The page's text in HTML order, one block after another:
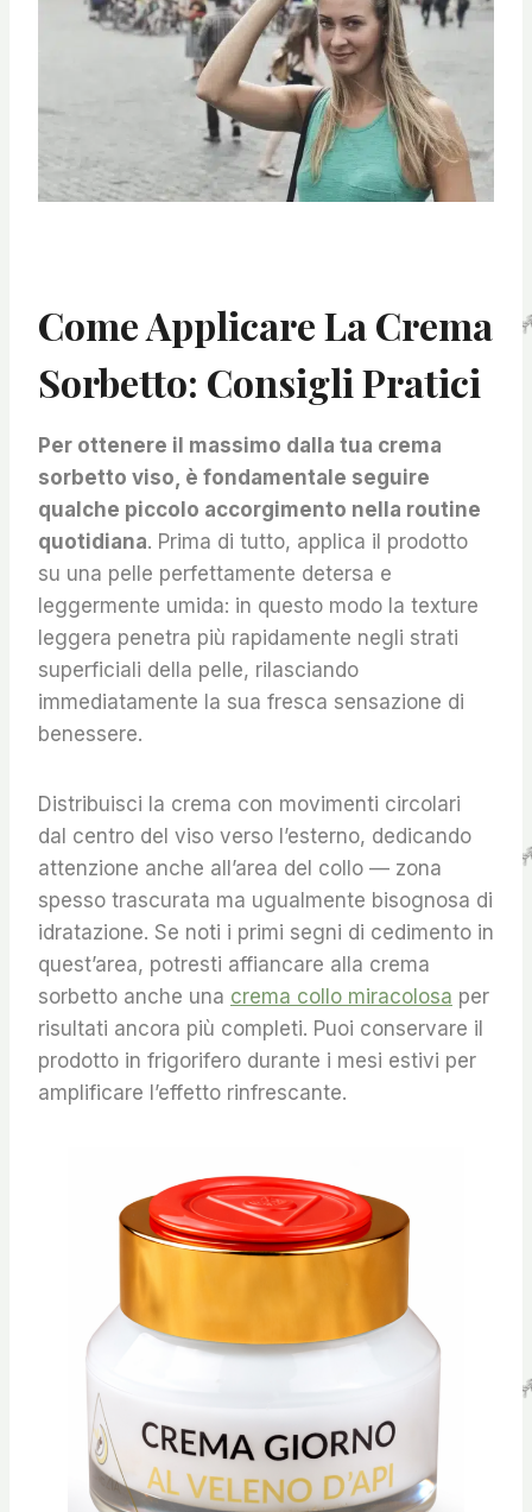
Come Applicare La Crema
Sorbetto: Consigli Pratici
Per ottenere il massimo dalla tua crema
sorbetto viso, è fondamentale seguire
qualche piccolo accorgimento nella routine
quotidiana. Prima di tutto, applica il prodotto
su una pelle perfettamente detersa e
leggermente umida: in questo modo la texture
leggera penetra più rapidamente negli strati
superficiali della pelle, rilasciando
immediatamente la sua fresca sensazione di
benessere.
Distribuisci la crema con movimenti circolari
dal centro del viso verso l’esterno, dedicando
attenzione anche all’area del collo — zona
spesso trascurata ma ugualmente bisognosa di
idratazione. Se noti i primi segni di cedimento in
quest’area, potresti affiancare alla crema
sorbetto anche una crema collo miracolosa per
risultati ancora più completi. Puoi conservare il
prodotto in frigorifero durante i mesi estivi per
amplificare l’effetto rinfrescante.